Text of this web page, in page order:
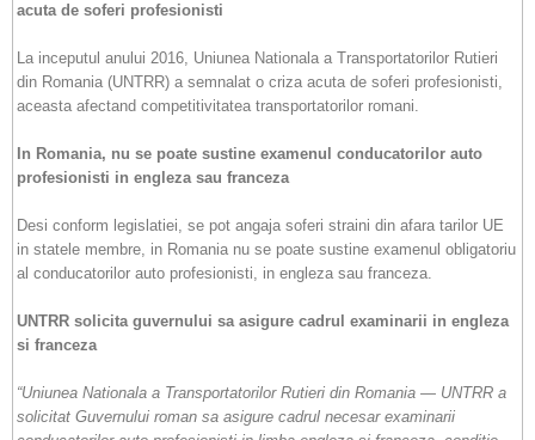
acuta de soferi profesionisti
La inceputul anului 2016, Uniunea Nationala a Transportatorilor Rutieri
din Romania (UNTRR) a semnalat o criza acuta de soferi profesionisti,
aceasta afectand competitivitatea transportatorilor romani.
In Romania, nu se poate sustine examenul conducatorilor auto
profesionisti in engleza sau franceza
Desi conform legislatiei, se pot angaja soferi straini din afara tarilor UE
in statele membre, in Romania nu se poate sustine examenul obligatoriu
al conducatorilor auto profesionisti, in engleza sau franceza.
UNTRR solicita guvernului sa asigure cadrul examinarii in engleza
si franceza
“Uniunea Nationala a Transportatorilor Rutieri din Romania — UNTRR a
solicitat Guvernului roman sa asigure cadrul necesar examinarii